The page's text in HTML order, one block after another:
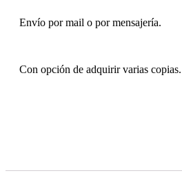
Envío por mail o por mensajería.
Con opción de adquirir varias copias.